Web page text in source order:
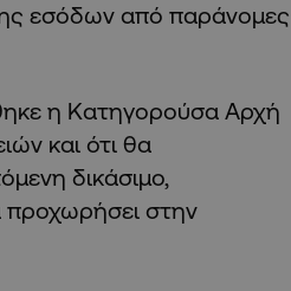
εσόδων από παράνομες
η Κατηγορούσα Αρχή
και ότι θα
δικάσιμο,
προχωρήσει στην